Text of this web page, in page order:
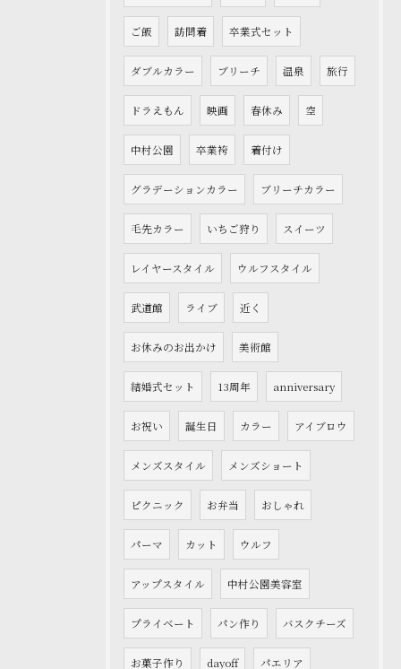
ご飯 訪問着 卒業式セット
ダブルカラー ブリーチ 温泉 旅行
ドラえもん 映画 春休み 空
中村公園 卒業袴 着付け
グラデーションカラー ブリーチカラー
毛先カラー いちご狩り スイーツ
レイヤースタイル ウルフスタイル
武道館 ライブ 近く
お休みのお出かけ 美術館
結婚式セット 13周年 anniversary
お祝い 誕生日 カラー アイブロウ
メンズスタイル メンズショート
ピクニック お弁当 おしゃれ
パーマ カット ウルフ
アップスタイル 中村公園美容室
プライベート パン作り バスクチーズ
お菓子作り dayoff パエリア